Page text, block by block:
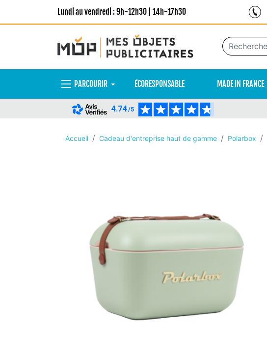
Lundi au vendredi : 9h-12h30 | 14h-17h30
PARCOURIR ÉCORESPONSABLE MADE IN FRANCE
4.74/5
Accueil Cadeau d'entreprise haut de gamme Polarbox